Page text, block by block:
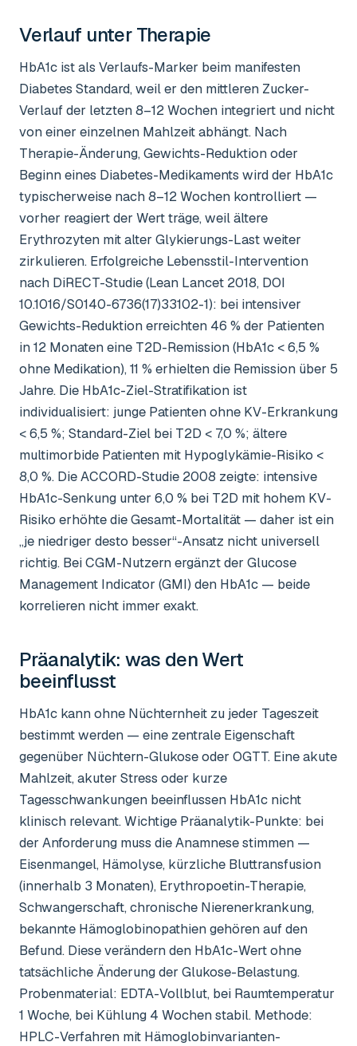
Verlauf unter Therapie
HbA1c ist als Verlaufs-Marker beim manifesten
Diabetes Standard, weil er den mittleren Zucker-
Verlauf der letzten 8–12 Wochen integriert und nicht
von einer einzelnen Mahlzeit abhängt. Nach
Therapie-Änderung, Gewichts-Reduktion oder
Beginn eines Diabetes-Medikaments wird der HbA1c
typischerweise nach 8–12 Wochen kontrolliert —
vorher reagiert der Wert träge, weil ältere
Erythrozyten mit alter Glykierungs-Last weiter
zirkulieren. Erfolgreiche Lebensstil-Intervention
nach DiRECT-Studie (Lean Lancet 2018, DOI
10.1016/S0140-6736(17)33102-1): bei intensiver
Gewichts-Reduktion erreichten 46 % der Patienten
in 12 Monaten eine T2D-Remission (HbA1c < 6,5 %
ohne Medikation), 11 % erhielten die Remission über 5
Jahre. Die HbA1c-Ziel-Stratifikation ist
individualisiert: junge Patienten ohne KV-Erkrankung
< 6,5 %; Standard-Ziel bei T2D < 7,0 %; ältere
multimorbide Patienten mit Hypoglykämie-Risiko <
8,0 %. Die ACCORD-Studie 2008 zeigte: intensive
HbA1c-Senkung unter 6,0 % bei T2D mit hohem KV-
Risiko erhöhte die Gesamt-Mortalität — daher ist ein
„je niedriger desto besser“-Ansatz nicht universell
richtig. Bei CGM-Nutzern ergänzt der Glucose
Management Indicator (GMI) den HbA1c — beide
korrelieren nicht immer exakt.
Präanalytik: was den Wert
beeinflusst
HbA1c kann ohne Nüchternheit zu jeder Tageszeit
bestimmt werden — eine zentrale Eigenschaft
gegenüber Nüchtern-Glukose oder OGTT. Eine akute
Mahlzeit, akuter Stress oder kurze
Tagesschwankungen beeinflussen HbA1c nicht
klinisch relevant. Wichtige Präanalytik-Punkte: bei
der Anforderung muss die Anamnese stimmen —
Eisenmangel, Hämolyse, kürzliche Bluttransfusion
(innerhalb 3 Monaten), Erythropoetin-Therapie,
Schwangerschaft, chronische Nierenerkrankung,
bekannte Hämoglobinopathien gehören auf den
Befund. Diese verändern den HbA1c-Wert ohne
tatsächliche Änderung der Glukose-Belastung.
Probenmaterial: EDTA-Vollblut, bei Raumtemperatur
1 Woche, bei Kühlung 4 Wochen stabil. Methode:
HPLC-Verfahren mit Hämoglobinvarianten-